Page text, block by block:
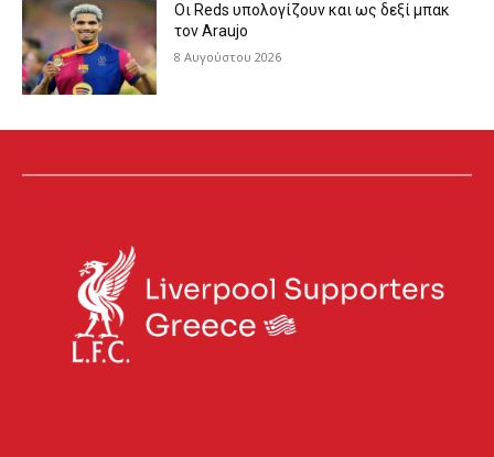
Οι Reds υπολογίζουν και ως δεξί μπακ
τον Araujo
8 Αυγούστου 2026